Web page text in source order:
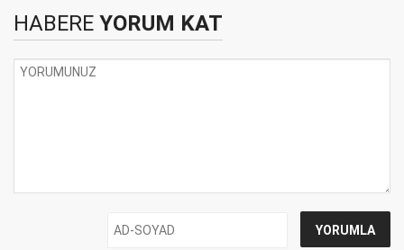
HABERE YORUM KAT